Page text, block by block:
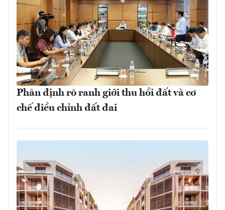
Phân định rõ ranh giới thu hồi đất và cơ
chế điều chỉnh đất đai